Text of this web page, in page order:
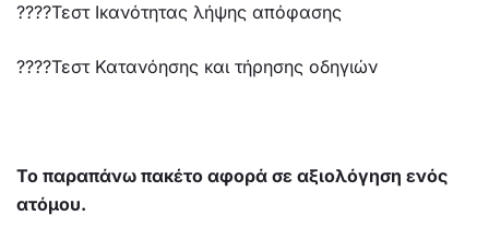
????Τεστ Ικανότητας λήψης απόφασης
????Τεστ Κατανόησης και τήρησης οδηγιών
Το παραπάνω πακέτο αφορά σε αξιολόγηση ενός
ατόμου.